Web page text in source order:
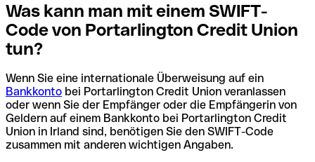
Was kann man mit einem SWIFT-
Code von Portarlington Credit Union
tun?
Wenn Sie eine internationale Überweisung auf ein
Bankkonto bei Portarlington Credit Union veranlassen
oder wenn Sie der Empfänger oder die Empfängerin von
Geldern auf einem Bankkonto bei Portarlington Credit
Union in Irland sind, benötigen Sie den SWIFT-Code
zusammen mit anderen wichtigen Angaben.